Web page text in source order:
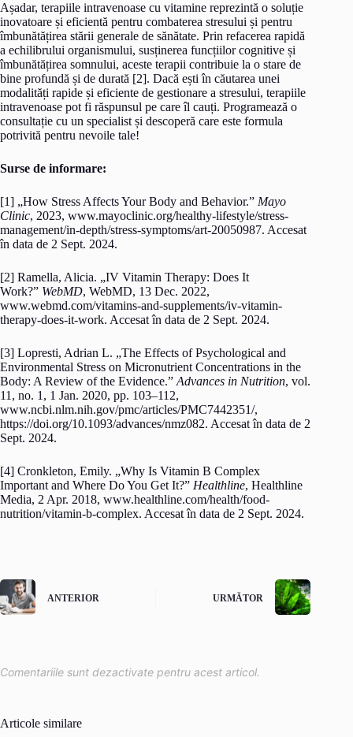
Așadar, terapiile intravenoase cu vitamine reprezintă o soluție
inovatoare și eficientă pentru combaterea stresului și pentru
îmbunătățirea stării generale de sănătate. Prin refacerea rapidă
a echilibrului organismului, susținerea funcțiilor cognitive și
îmbunătățirea somnului, aceste terapii contribuie la o stare de
bine profundă și de durată [2]. Dacă ești în căutarea unei
modalități rapide și eficiente de gestionare a stresului, terapiile
intravenoase pot fi răspunsul pe care îl cauți. Programează o
consultație cu un specialist și descoperă care este formula
potrivită pentru nevoile tale!
Surse de informare:
[1] „How Stress Affects Your Body and Behavior.” Mayo
Clinic, 2023, www.mayoclinic.org/healthy-lifestyle/stress-
management/in-depth/stress-symptoms/art-20050987. Accesat
în data de 2 Sept. 2024.
‌[2] Ramella, Alicia. „IV Vitamin Therapy: Does It
Work?” WebMD, WebMD, 13 Dec. 2022,
www.webmd.com/vitamins-and-supplements/iv-vitamin-
therapy-does-it-work. Accesat în data de 2 Sept. 2024.
‌[3] Lopresti, Adrian L. „The Effects of Psychological and
Environmental Stress on Micronutrient Concentrations in the
Body: A Review of the Evidence.” Advances in Nutrition, vol.
11, no. 1, 1 Jan. 2020, pp. 103–112,
www.ncbi.nlm.nih.gov/pmc/articles/PMC7442351/,
https://doi.org/10.1093/advances/nmz082. Accesat în data de 2
Sept. 2024.
‌[4] Cronkleton, Emily. „Why Is Vitamin B Complex
Important and Where Do You Get It?” Healthline, Healthline
Media, 2 Apr. 2018, www.healthline.com/health/food-
nutrition/vitamin-b-complex. Accesat în data de 2 Sept. 2024.
ANTERIOR URMĂTOR
Comentariile sunt dezactivate pentru acest articol.
Articole similare